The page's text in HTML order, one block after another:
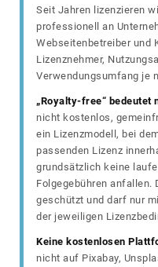
Seit Jahren lizenzieren
professionell an
Webseitenbetreiber und
Lizenznehmer,
Verwendungsumfang je
„Royalty-free“ bedeutet
nicht kostenlos,
ein Lizenzmodell, bei
passenden Lizenz
grundsätzlich keine
Folgegebühren anfallen.
geschützt und darf nur
der jeweiligen
Keine kostenlosen
nicht auf Pixabay,